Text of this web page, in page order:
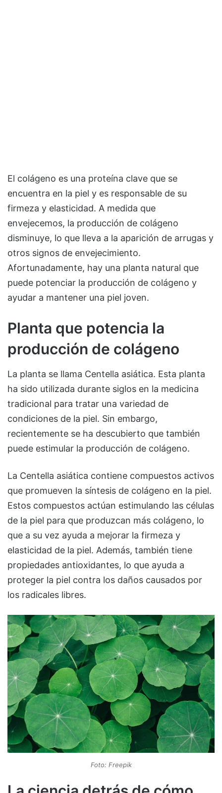
El colágeno es una proteína clave que se
encuentra en la piel y es responsable de su
firmeza y elasticidad. A medida que
envejecemos, la producción de colágeno
disminuye, lo que lleva a la aparición de arrugas y
otros signos de envejecimiento.
Afortunadamente, hay una planta natural que
puede potenciar la producción de colágeno y
ayudar a mantener una piel joven.
Planta que potencia la
producción de colágeno
La planta se llama Centella asiática. Esta planta
ha sido utilizada durante siglos en la medicina
tradicional para tratar una variedad de
condiciones de la piel. Sin embargo,
recientemente se ha descubierto que también
puede estimular la producción de colágeno.
La Centella asiática contiene compuestos activos
que promueven la síntesis de colágeno en la piel.
Estos compuestos actúan estimulando las células
de la piel para que produzcan más colágeno, lo
que a su vez ayuda a mejorar la firmeza y
elasticidad de la piel. Además, también tiene
propiedades antioxidantes, lo que ayuda a
proteger la piel contra los daños causados por
los radicales libres.
Foto: Freepik